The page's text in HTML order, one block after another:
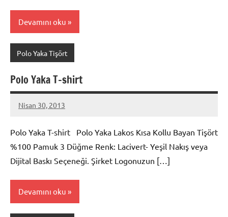
Devamını oku
Polo Yaka Tişört
Polo Yaka T-shirt
Nisan 30, 2013
metindonmez
Polo Yaka T-shirt Polo Yaka Lakos Kısa Kollu Bayan Tişört
%100 Pamuk 3 Düğme Renk: Lacivert- Yeşil Nakış veya
Dijital Baskı Seçeneği. Şirket Logonuzun […]
Devamını oku